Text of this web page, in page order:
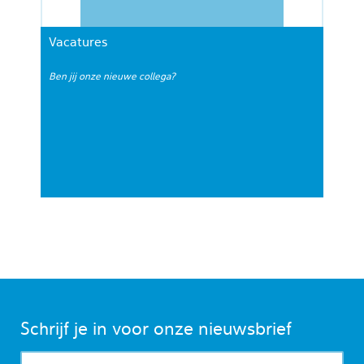
Vacatures
Ben jij onze nieuwe collega?
Schrijf je in voor onze nieuwsbrief